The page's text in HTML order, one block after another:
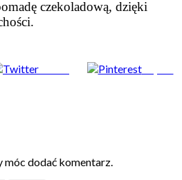
czekoladową, dzięki
Zapisz
móc dodać komentarz.